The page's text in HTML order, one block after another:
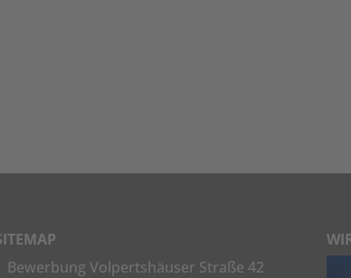
Bewerbung Volpertshäuser Straße 42